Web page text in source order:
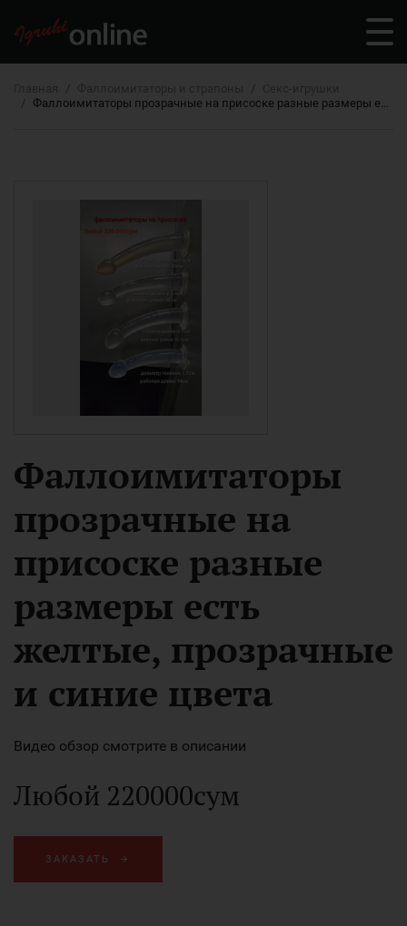
Фаллоимитаторы прозрачные на присоске разные размеры есть желтые, прозрачные и синие цвета
Фаллоимитаторы
прозрачные на
присоске разные
размеры есть
желтые, прозрачные
и синие цвета
Видео обзор смотрите в описании
Любой 220000сум
ЗАКАЗАТЬ